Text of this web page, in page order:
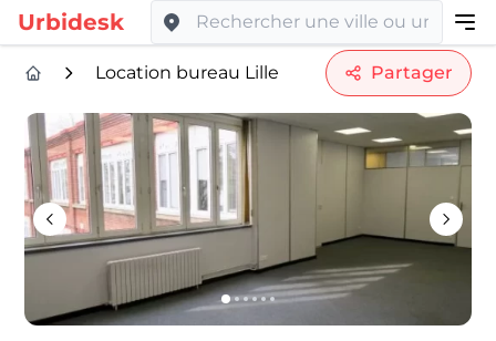
Urbidesk
Location bureau Lille Partager